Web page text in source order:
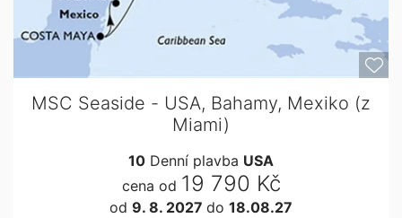
MSC Seaside - USA, Bahamy, Mexiko (z
Miami)
10 Denní plavba USA
cena od 19 790 Kč
od 9. 8. 2027 do 18.08.27